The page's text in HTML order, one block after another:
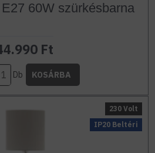
60W szürkésbarna
Ft
Db KOSÁRBA
IP20 Beltéri
230 Volt